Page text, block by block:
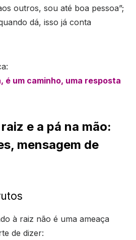
outros, sou até boa pessoa”;
dá, isso já conta
é um caminho, uma resposta
e a pá na mão:
mensagem de
à raiz não é uma ameaça
de dizer: